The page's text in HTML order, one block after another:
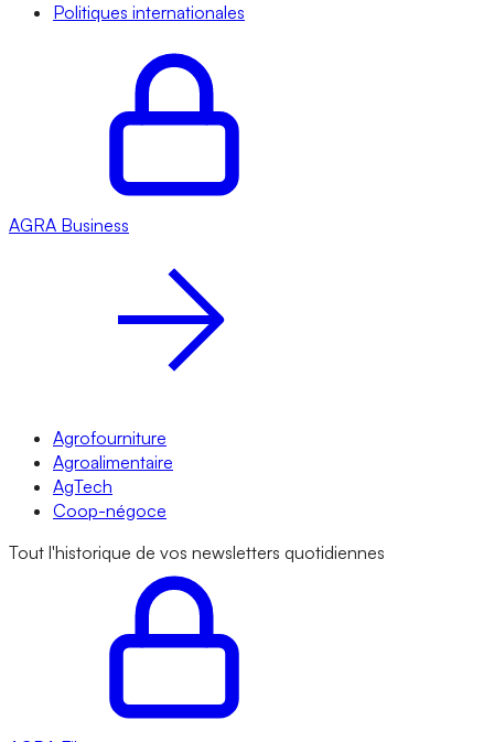
Politiques internationales
AGRA Business
Agrofourniture
Agroalimentaire
AgTech
Coop-négoce
Tout l'historique de vos newsletters quotidiennes